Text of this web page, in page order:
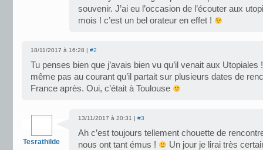
souvenir. J’ai eu l’occasion de l’écouter aux
mois ! c’est un bel orateur en effet !
18/11/2017 à 16:28 | #2
Tu penses bien que j’avais bien vu qu’il venait aux Utopiales
même pas au courant qu’il partait sur plusieurs dates de
France après. Oui, c’était à Toulouse
Tesrathilde
13/11/2017 à 20:31 | #3
Ah c’est toujours tellement chouette de
nous ont tant émus !
Un jour je lirai très